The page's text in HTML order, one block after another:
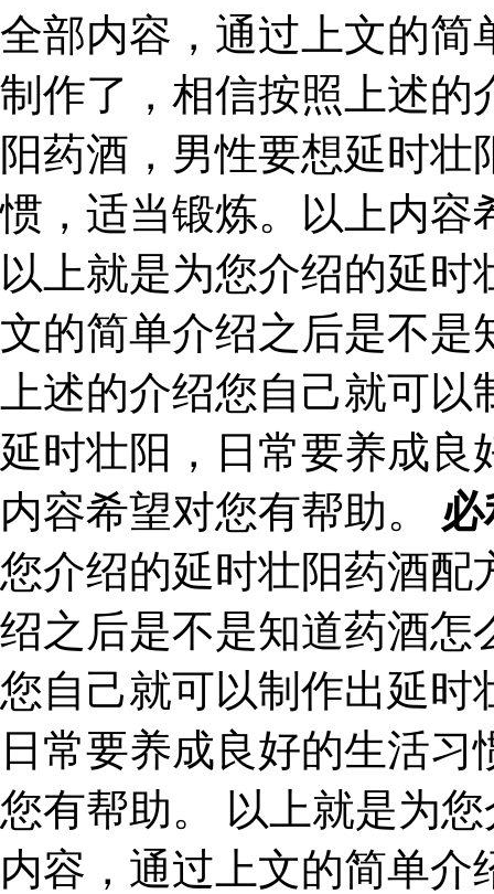
全部内容，通过上文的简
制作了，相信按照上述的
阳药酒，男性要想延时
惯，适当锻炼。以上内
以上就是为您介绍的延
文的简单介绍之后是不是
上述的介绍您自己就可
延时壮阳，日常要养成良
内容希望对您有帮助。
您介绍的延时壮阳药酒配
绍之后是不是知道药酒怎
您自己就可以制作出延时
日常要养成良好的生活
您有帮助。 以上就是为
内容，通过上文的简单